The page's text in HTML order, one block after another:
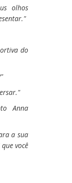
olhos
do
Anna
a sua
você